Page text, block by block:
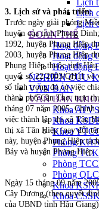
Lịch
Lịch
Lịch
ĐOÀN THỂ
Hoạt động
Hoạt động
Hoạt động
NGHIÊN CỨU
VĂN BẢN
VĂN BẢN
Khoa
Khoa
Khoa
Phòng
Phòng
Phòng
Phòng
Khoa
Khoa
3. Lịch sử và phát triển:
Trước ngày giải phóng
huyện của tỉnh Phong
1992, huyện Phụng Hiệp
2003, huyện Phụng Hiệp
Phụng Hiệp thuộc tỉnh
quyết số 22/2003/QH11
số tỉnh trong đó có việc
thành phố Cần Thơ trực
tháng 07 năm 2005, Chính
việc thành lập thị xã Tân
thị xã Tân Hiệp (nay đổi
này, huyện Phụng Hiệp
Bảy và huyện Phụng Hiệp.
Ngày 15 tháng 09 năm
Cây Dương (theo quyết
của UBND tỉnh Hậu